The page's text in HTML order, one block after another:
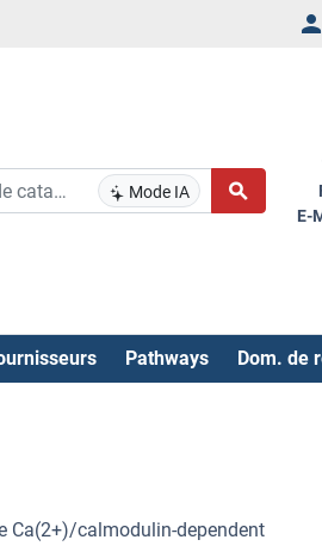
Mode IA
E-
Pathways Dom. de
Ca(2+)/calmodulin-dependent